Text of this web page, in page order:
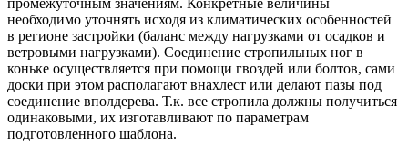
необходимо уточнять исходя из климатических особенностей
в регионе застройки (баланс между нагрузками от осадков и
ветровыми нагрузками). Соединение стропильных ног в
коньке осуществляется при помощи гвоздей или болтов, сами
доски при этом располагают внахлест или делают пазы под
соединение вполдерева. Т.к. все стропила должны получиться
одинаковыми, их изготавливают по параметрам
подготовленного шаблона.